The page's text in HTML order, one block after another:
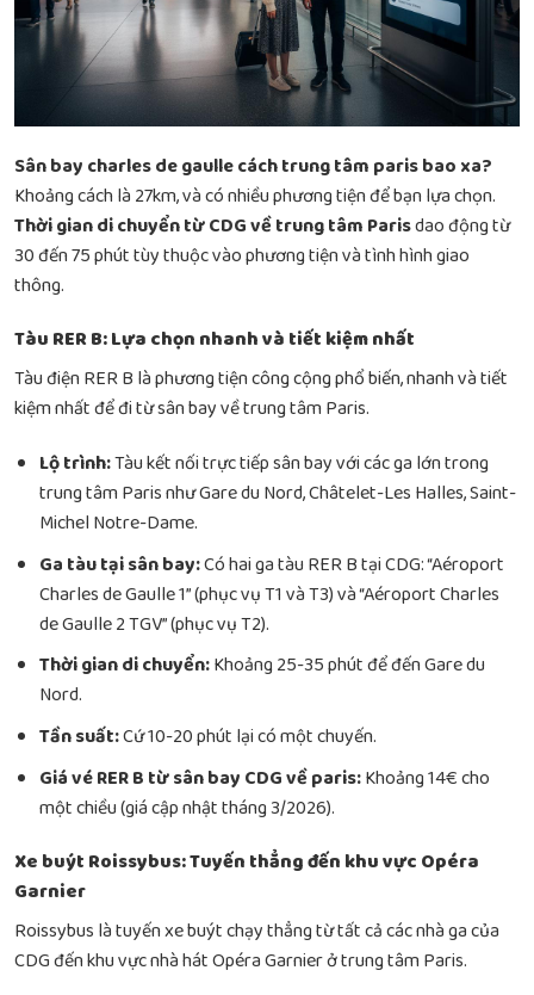
Sân bay charles de gaulle cách trung tâm paris bao xa?
Khoảng cách là 27km, và có nhiều phương tiện để bạn lựa chọn.
Thời gian di chuyển từ CDG về trung tâm Parisdao động từ
30 đến 75 phút tùy thuộc vào phương tiện và tình hình giao
thông.
Tàu RER B: Lựa chọn nhanh và tiết kiệm nhất
Tàu điện RER B là phương tiện công cộng phổ biến, nhanh và tiết
kiệm nhất để đi từ sân bay về trung tâm Paris.
Lộ trình:Tàu kết nối trực tiếp sân bay với các ga lớn trong
trung tâm Paris như Gare du Nord, Châtelet-Les Halles, Saint-
Michel Notre-Dame.
Ga tàu tại sân bay:Có hai ga tàu RER B tại CDG: “Aéroport
Charles de Gaulle 1” (phục vụ T1 và T3) và “Aéroport Charles
de Gaulle 2 TGV” (phục vụ T2).
Thời gian di chuyển:Khoảng 25-35 phút để đến Gare du
Nord.
Tần suất:Cứ 10-20 phút lại có một chuyến.
Giá vé RER B từ sân bay CDG về paris:Khoảng 14€ cho
một chiều (giá cập nhật tháng 3/2026).
Xe buýt Roissybus: Tuyến thẳng đến khu vực Opéra
Garnier
Roissybus là tuyến xe buýt chạy thẳng từ tất cả các nhà ga của
CDG đến khu vực nhà hát Opéra Garnier ở trung tâm Paris.